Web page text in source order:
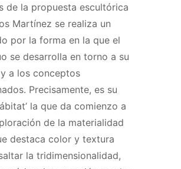
de la propuesta escultórica
Martínez se realiza un
por la forma en la que el
se desarrolla en torno a su
a los conceptos
Precisamente, es su
la que da comienzo a
de la materialidad
destaca color y textura
la tridimensionalidad,